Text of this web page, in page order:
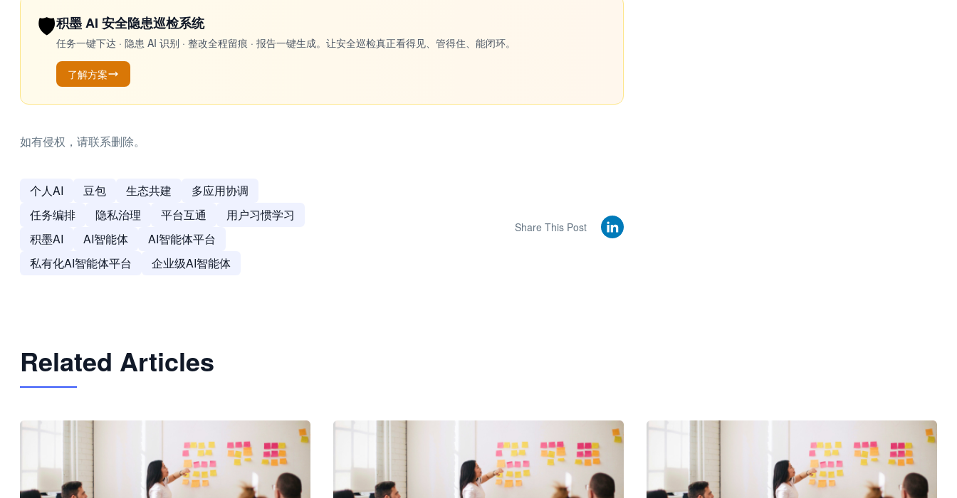
🛡️积墨 AI 安全隐患巡检系统
任务一键下达 · 隐患 AI 识别 · 整改全程留痕 · 报告一键生成。让安全巡检真正看得见、管得住、能闭环。
了解方案
如有侵权，请联系删除。
个人AI 豆包 生态共建
多应用协调
任务编排
隐私治理 平台互通
用户习惯学习
积墨AI
AI智能体
AI智能体平台
私有化AI智能体平台
企业级AI智能体
Share This Post
Related Articles